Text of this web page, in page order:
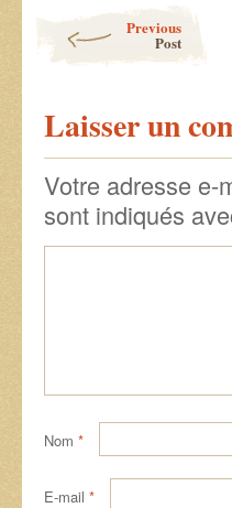
Previous
Post
Laisser un
Votre adresse e-
sont indiqués
Nom *
E-mail *